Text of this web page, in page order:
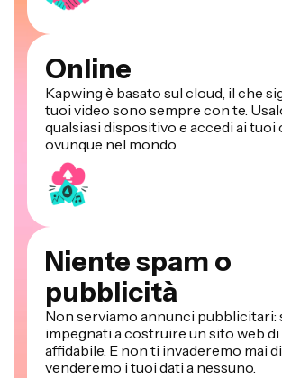
Online
Kapwing è basato sul cloud, il che
tuoi video sono sempre con te.
qualsiasi dispositivo e accedi ai
ovunque nel mondo.
Niente spam o
pubblicità
Non serviamo annunci pubblicitari:
impegnati a costruire un sito web di
affidabile. E non ti invaderemo mai
venderemo i tuoi dati a nessuno.